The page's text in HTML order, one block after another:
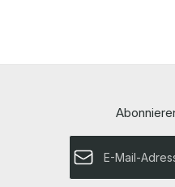
E-Mail-Adresse*